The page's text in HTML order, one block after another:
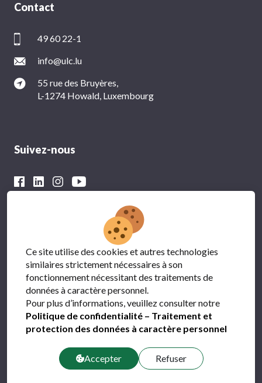
Contact
49 60 22-1
info@ulc.lu
55 rue des Bruyères,
L-1274 Howald, Luxembourg
Suivez-nous
Avec le soutien financier du
FAQ
Contact
Ce site utilise des cookies et autres technologies
similaires strictement nécessaires à son
fonctionnement nécessitant des traitements de
données à caractère personnel.
Pour plus d’informations, veuillez consulter notre
Politique de confidentialité – Traitement et
protection des données à caractère personnel
Accepter Refuser